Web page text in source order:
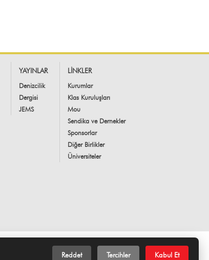
YAYINLAR
Denizcilik
Dergisi
JEMS
LİNKLER
Kurumlar
Klas Kuruluşları
Mou
Sendika ve Dernekler
Sponsorlar
Diğer Birlikler
Üniversiteler
Reddet Tercihler Kabul Et